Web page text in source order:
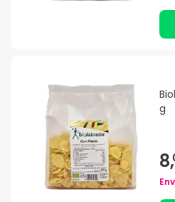
g
8,